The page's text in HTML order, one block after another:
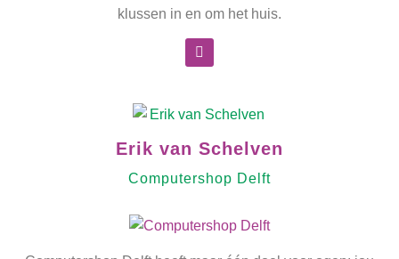
klussen in en om het huis.
Erik van Schelven
Computershop Delft